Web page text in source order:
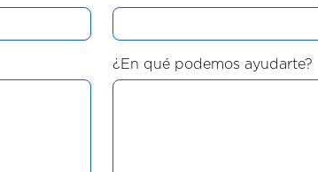
¿En qué podemos ayudarte?